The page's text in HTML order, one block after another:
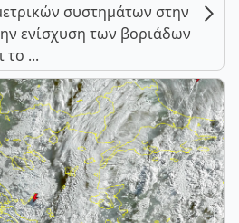
συστημάτων στην
ενίσχυση των βοριάδων
το ...